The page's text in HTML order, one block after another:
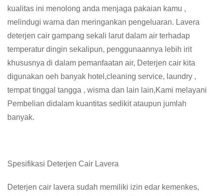
kualitas ini menolong anda menjaga pakaian kamu ,
melindugi warna dan meringankan pengeluaran. Lavera
deterjen cair gampang sekali larut dalam air terhadap
temperatur dingin sekalipun, penggunaannya lebih irit
khususnya di dalam pemanfaatan air, Deterjen cair kita
digunakan oeh banyak hotel,cleaning service, laundry ,
tempat tinggal tangga , wisma dan lain lain,Kami melayani
Pembelian didalam kuantitas sedikit ataupun jumlah
banyak.
Spesifikasi Deterjen Cair Lavera
Deterjen cair lavera sudah memiliki izin edar kemenkes,